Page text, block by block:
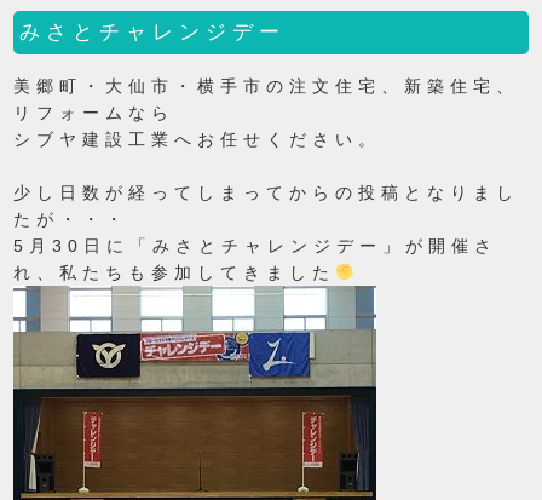
みさとチャレンジデー
美郷町・大仙市・横手市の注文住宅、新築住宅、
リフォームなら
シブヤ建設工業へお任せください。
少し日数が経ってしまってからの投稿となりまし
たが・・・
5月30日に「みさとチャレンジデー」が開催さ
れ、私たちも参加してきました